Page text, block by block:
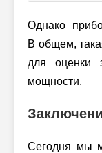
Однако
В общем,
для оценки
мощности.
Сегодня мы